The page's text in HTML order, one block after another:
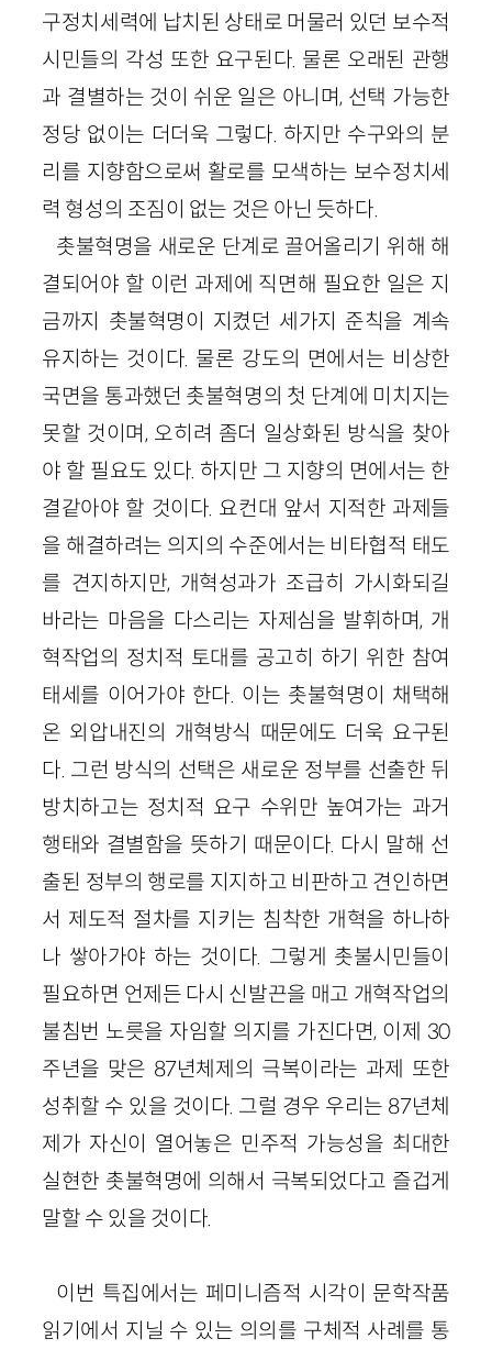
구정치세력에 납치된 상태로 머물러 있던 보수적
시민들의 각성 또한 요구된다. 물론 오래된 관행
과 결별하는 것이 쉬운 일은 아니며, 선택 가능한
정당 없이는 더더욱 그렇다. 하지만 수구와의 분
리를 지향함으로써 활로를 모색하는 보수정치세
력 형성의 조짐이 없는 것은 아닌 듯하다.
촛불혁명을 새로운 단계로 끌어올리기 위해 해
결되어야 할 이런 과제에 직면해 필요한 일은 지
금까지 촛불혁명이 지켰던 세가지 준칙을 계속
유지하는 것이다. 물론 강도의 면에서는 비상한
국면을 통과했던 촛불혁명의 첫 단계에 미치지는
못할 것이며, 오히려 좀더 일상화된 방식을 찾아
야 할 필요도 있다. 하지만 그 지향의 면에서는 한
결같아야 할 것이다. 요컨대 앞서 지적한 과제들
을 해결하려는 의지의 수준에서는 비타협적 태도
를 견지하지만, 개혁성과가 조급히 가시화되길
바라는 마음을 다스리는 자제심을 발휘하며, 개
혁작업의 정치적 토대를 공고히 하기 위한 참여
태세를 이어가야 한다. 이는 촛불혁명이 채택해
온 외압내진의 개혁방식 때문에도 더욱 요구된
다. 그런 방식의 선택은 새로운 정부를 선출한 뒤
방치하고는 정치적 요구 수위만 높여가는 과거
행태와 결별함을 뜻하기 때문이다. 다시 말해 선
출된 정부의 행로를 지지하고 비판하고 견인하면
서 제도적 절차를 지키는 침착한 개혁을 하나하
나 쌓아가야 하는 것이다. 그렇게 촛불시민들이
필요하면 언제든 다시 신발끈을 매고 개혁작업의
불침번 노릇을 자임할 의지를 가진다면, 이제 30
주년을 맞은 87년체제의 극복이라는 과제 또한
성취할 수 있을 것이다. 그럴 경우 우리는 87년체
제가 자신이 열어놓은 민주적 가능성을 최대한
실현한 촛불혁명에 의해서 극복되었다고 즐겁게
말할 수 있을 것이다.
이번 특집에서는 페미니즘적 시각이 문학작품
읽기에서 지닐 수 있는 의의를 구체적 사례를 통